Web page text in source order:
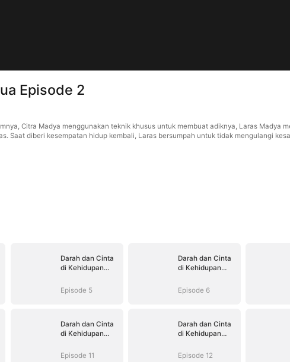
Episode 2
Citra Madya menggunakan teknik khusus untuk membuat adiknya, Laras Madya
Saat diberi kesempatan hidup kembali, Laras bersumpah untuk tidak mengulangi
Darah dan Cinta
di Kehidupan
Episode 5
Darah dan Cinta
di Kehidupan
Episode 6
Darah dan Cinta
di Kehidupan
Episode 11
Darah dan Cinta
di Kehidupan
Episode 12